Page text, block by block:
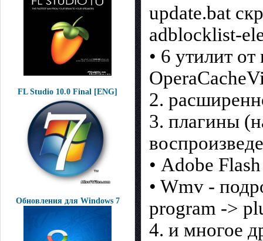
FL Studio 10.0 Final [ENG]
Обновления для Windows 7
update.bat
adblocklist-
• 6 утилит
2.
3. плагины
• Adobe
• Wmv -
program ->
4. и многое